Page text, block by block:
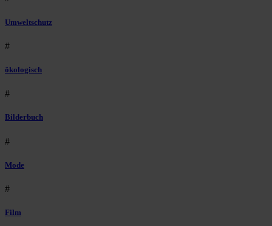
Umweltschutz
#
ökologisch
#
Bilderbuch
#
Mode
#
Film